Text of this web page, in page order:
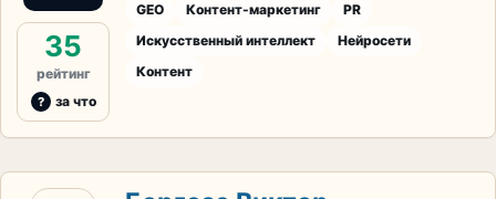
35
рейтинг
за что
GEO Контент-маркетинг
PR
Искусственный интеллект
Нейросети
Контент